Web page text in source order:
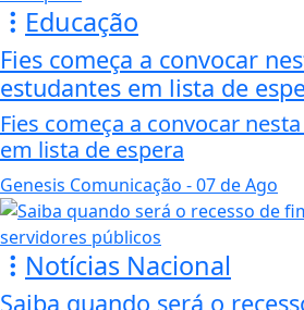
Educação
Fies começa a convocar
estudantes em lista de
Fies começa a convocar
em lista de espera
Genesis Comunicação - 07 de Ago
Notícias Nacional
Saiba quando será o